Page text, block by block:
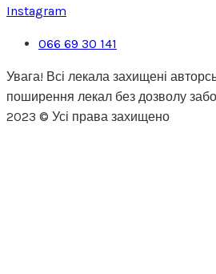
Instagram
066 69 30 141
Увага! Всі лекала захищені
поширення лекал без дозволу
2023 © Усі права захищено